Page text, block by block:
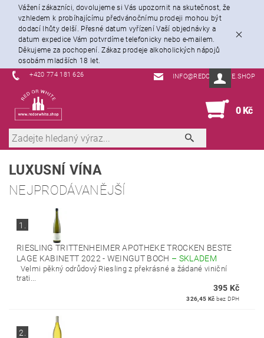
Vážení zákazníci, dovolujeme si Vás upozornit na skutečnost, že
vzhledem k probíhajícímu předvánočnímu prodeji mohou být
dodací lhůty delší. Přesné datum vyřízení Vaší objednávky a
datum expedice Vám potvrdíme telefonicky nebo e-mailem.
Děkujeme za pochopení. Zákaz prodeje alkoholických nápojů
osobám mladších 18 let.
+420 774 181 626 INFO@REDORWHITE.SHOP
0 Kč
LUXUSNÍ VÍNA
NEJPRODÁVANĚJŠÍ
1.
RIESLING TRITTENHEIMER APOTHEKE TROCKEN BESTE
LAGE KABINETT 2022 - WEINGUT BOCH – SKLADEM
Velmi pěkný odrůdový Riesling z překrásné a žádané viniční
trati...
395 Kč
326,45 Kč bez DPH
2.